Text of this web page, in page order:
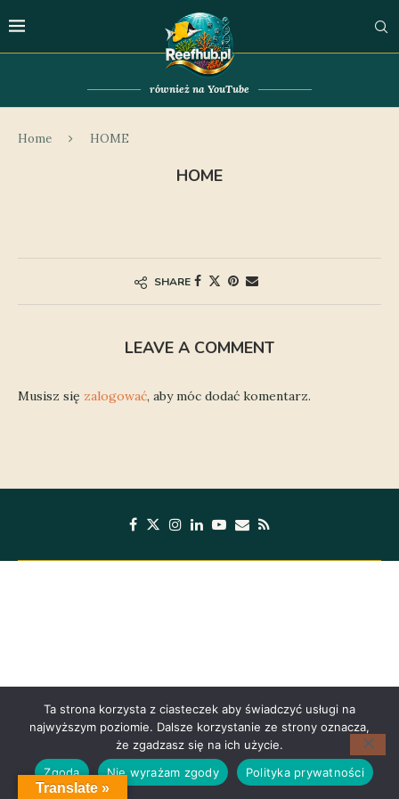
również na YouTube
Home HOME
HOME
SHARE
LEAVE A COMMENT
Musisz się zalogować, aby móc dodać komentarz.
Translate »
Ta strona korzysta z ciasteczek aby świadczyć usługi na
najwyższym poziomie. Dalsze korzystanie ze strony oznacza,
że zgadzasz się na ich użycie.
Zgoda
Nie wyrażam zgody Polityka prywatności